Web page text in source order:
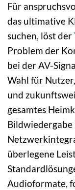
Für
das ultimative
suchen, löst der
Problem der
bei der AV-
Wahl für
und
gesamtes
Bildwiedergabe
überlegene
Audioformate,